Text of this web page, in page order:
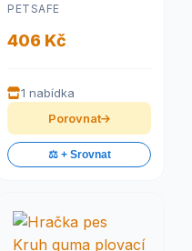
PETSAFE
406 Kč
1 nabídka
Porovnat
⚖️ + Srovnat